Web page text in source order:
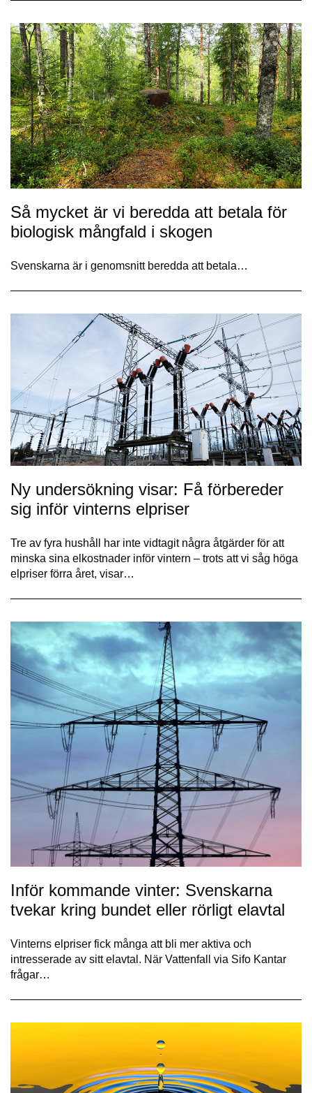
Så mycket är vi beredda att betala för
biologisk mångfald i skogen
Svenskarna är i genomsnitt beredda att betala…
Ny undersökning visar: Få förbereder
sig inför vinterns elpriser
Tre av fyra hushåll har inte vidtagit några åtgärder för att
minska sina elkostnader inför vintern – trots att vi såg höga
elpriser förra året, visar…
Inför kommande vinter: Svenskarna
tvekar kring bundet eller rörligt elavtal
Vinterns elpriser fick många att bli mer aktiva och
intresserade av sitt elavtal. När Vattenfall via Sifo Kantar
frågar…